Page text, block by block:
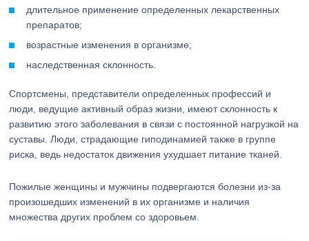
длительное применение определенных лекарственных
препаратов;
возрастные изменения в организме;
наследственная склонность.
Спортсмены, представители определенных профессий и
люди, ведущие активный образ жизни, имеют склонность к
развитию этого заболевания в связи с постоянной нагрузкой на
суставы. Люди, страдающие гиподинамией также в группе
риска, ведь недостаток движения ухудшает питание тканей.
Пожилые женщины и мужчины подвергаются болезни из-за
произошедших изменений в их организме и наличия
множества других проблем со здоровьем.